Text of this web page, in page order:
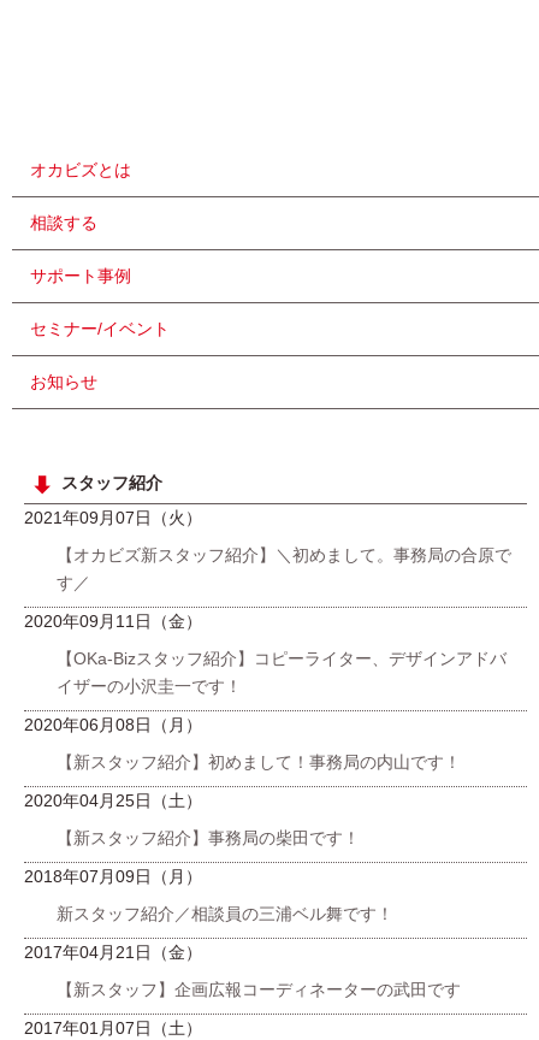
オカビズとは
相談する
サポート事例
セミナー/イベント
お知らせ
スタッフ紹介
2021年09月07日（火）
【オカビズ新スタッフ紹介】＼初めまして。事務局の合原で
す／
2020年09月11日（金）
【OKa-Bizスタッフ紹介】コピーライター、デザインアドバ
イザーの小沢圭一です！
2020年06月08日（月）
【新スタッフ紹介】初めまして！事務局の内山です！
2020年04月25日（土）
【新スタッフ紹介】事務局の柴田です！
2018年07月09日（月）
新スタッフ紹介／相談員の三浦ベル舞です！
2017年04月21日（金）
【新スタッフ】企画広報コーディネーターの武田です
2017年01月07日（土）